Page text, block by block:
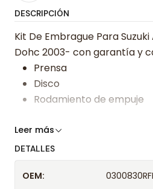
DESCRIPCIÓN
Kit De Embrague Para Suzuki
Dohc 2003- con garantía y
Prensa
Disco
Rodamiento de empuje
Somos especialistas en
Leer más
DETALLES
OEM: